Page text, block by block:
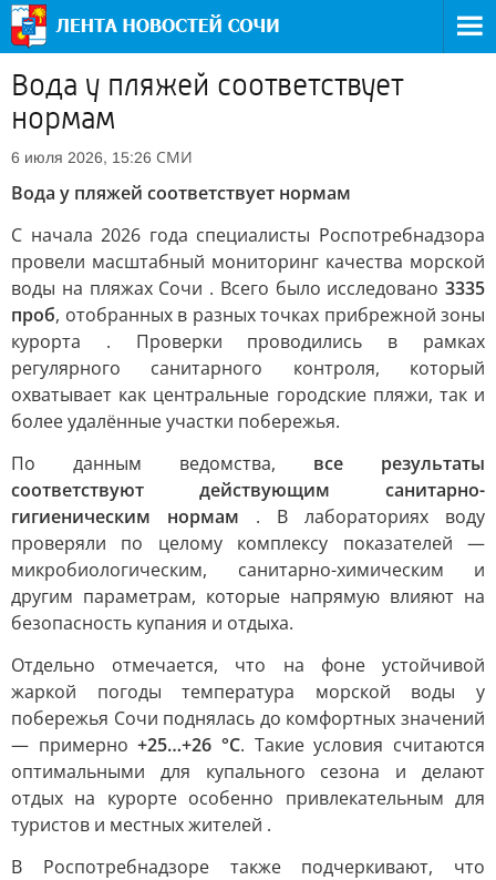
Вода у пляжей соответствует
нормам
6 июля 2026, 15:26 СМИ
Вода у пляжей соответствует нормам
С начала 2026 года специалисты Роспотребнадзора
провели масштабный мониторинг качества морской
воды на пляжах Сочи . Всего было исследовано 3335
проб, отобранных в разных точках прибрежной зоны
курорта . Проверки проводились в рамках
регулярного санитарного контроля, который
охватывает как центральные городские пляжи, так и
более удалённые участки побережья.
По данным ведомства, все результаты
соответствуют действующим санитарно-
гигиеническим нормам . В лабораториях воду
проверяли по целому комплексу показателей —
микробиологическим, санитарно-химическим и
другим параметрам, которые напрямую влияют на
безопасность купания и отдыха.
Отдельно отмечается, что на фоне устойчивой
жаркой погоды температура морской воды у
побережья Сочи поднялась до комфортных значений
— примерно+25…+26 °C. Такие условия считаются
оптимальными для купального сезона и делают
отдых на курорте особенно привлекательным для
туристов и местных жителей .
В Роспотребнадзоре также подчеркивают, что